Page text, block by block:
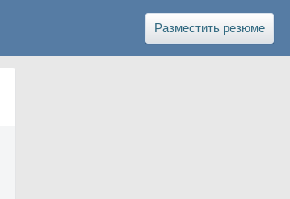
Разместить резюме